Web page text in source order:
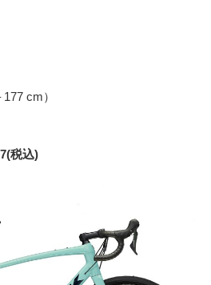
cm）
税込)